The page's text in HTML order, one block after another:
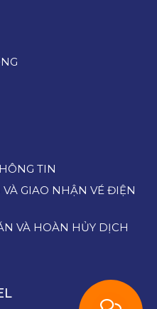
TIN
GIAO NHẬN VÉ ĐIỆN
VÀ HOÀN HỦY DỊCH